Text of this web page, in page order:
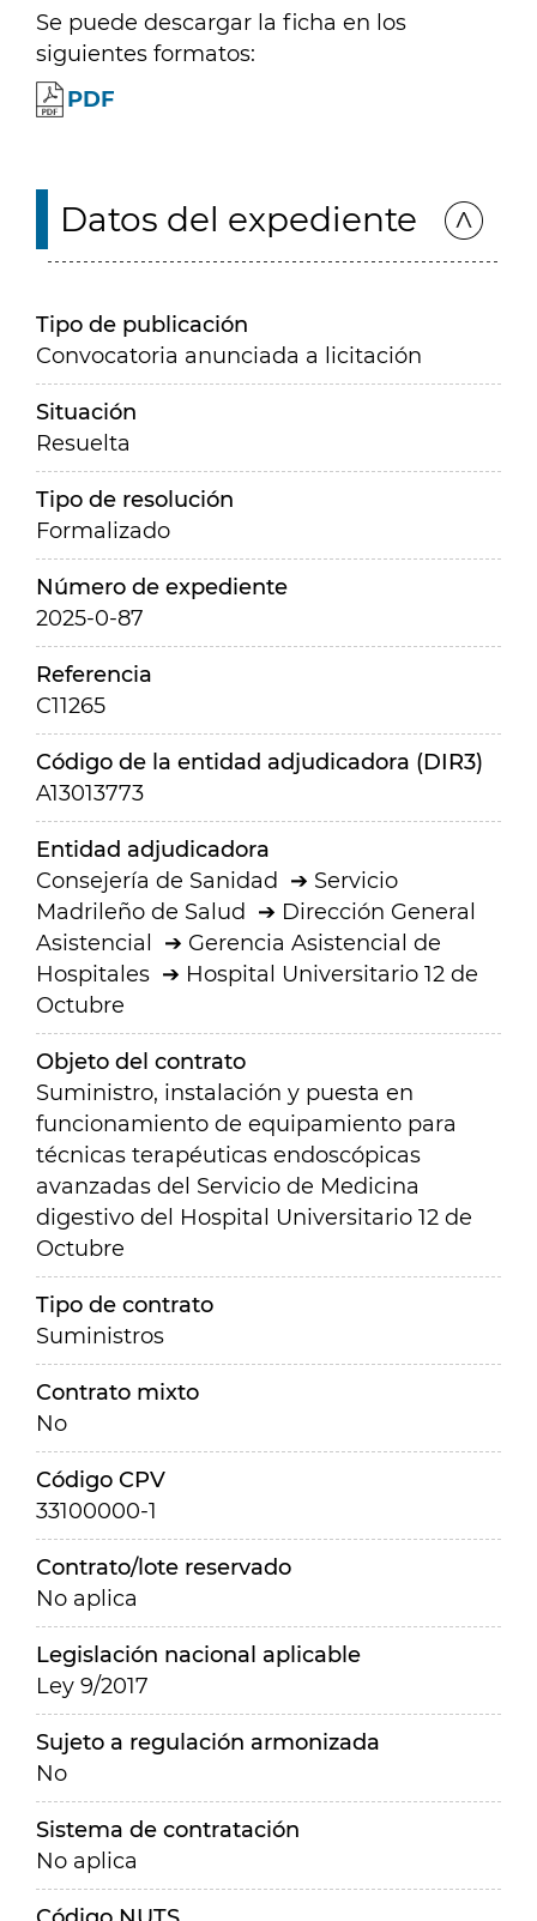
Se puede descargar la ficha en los
siguientes formatos:
PDF
Datos del expediente
Tipo de publicación
Convocatoria anunciada a licitación
Situación
Resuelta
Tipo de resolución
Formalizado
Número de expediente
2025-0-87
Referencia
C11265
Código de la entidad adjudicadora (DIR3)
A13013773
Entidad adjudicadora
Consejería de Sanidad
Servicio
Madrileño de Salud
Dirección General
Asistencial
Gerencia Asistencial de
Hospitales
Hospital Universitario 12 de
Octubre
Objeto del contrato
Suministro, instalación y puesta en
funcionamiento de equipamiento para
técnicas terapéuticas endoscópicas
avanzadas del Servicio de Medicina
digestivo del Hospital Universitario 12 de
Octubre
Tipo de contrato
Suministros
Contrato mixto
No
Código CPV
33100000-1
Contrato/lote reservado
No aplica
Legislación nacional aplicable
Ley 9/2017
Sujeto a regulación armonizada
No
Sistema de contratación
No aplica